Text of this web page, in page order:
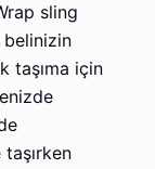
sling
belinizin
taşıma için